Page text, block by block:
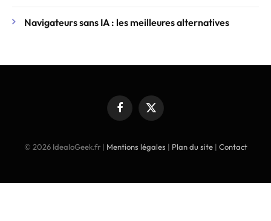
Navigateurs sans IA : les meilleures alternatives
FacebookX
(Twitter)
© 2026 IdealoGeek.fr | Mentions légales | Plan du site| Contact